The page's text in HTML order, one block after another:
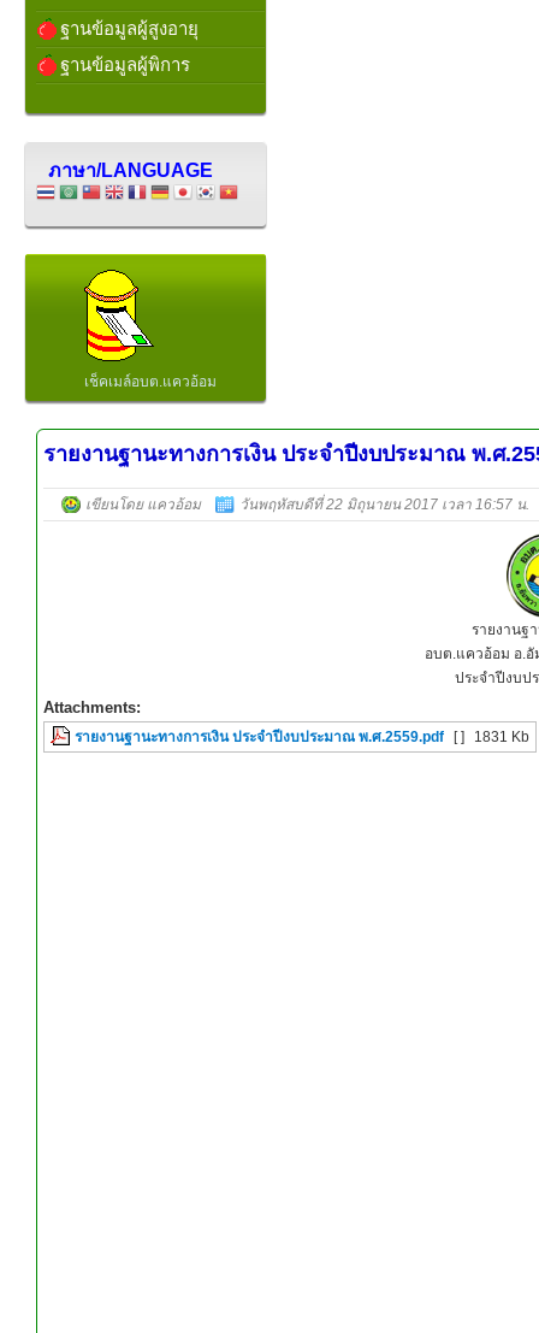
ฐานข้อมูลผู้สูงอายุ
ฐานข้อมูลผู้พิการ
ภาษา/LANGUAGE
เช็คเมล์อบต.แควอ้อม
รายงานฐานะทางการเงิน ประจำปีงบประมาณ พ.ศ
เขียนโดย แควอ้อม วันพฤหัสบดีที่ 22 มิถุนายน 2017 เวลา 16:57 น.
รายงานฐ
อบต.แควอ้อม อ.อั
ประจำปีงบป
Attachments:
รายงานฐานะทางการเงิน ประจำปีงบประมาณ พ.ศ.2559.pdf [ ] 1831 Kb